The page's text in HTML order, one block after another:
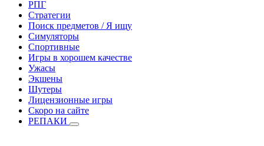
РПГ
Стратегии
Поиск предметов / Я ищу
Симуляторы
Спортивные
Игры в хорошем качестве
Ужасы
Экшены
Шутеры
Лицензионные игры
Скоро на сайте
РЕПАКИ